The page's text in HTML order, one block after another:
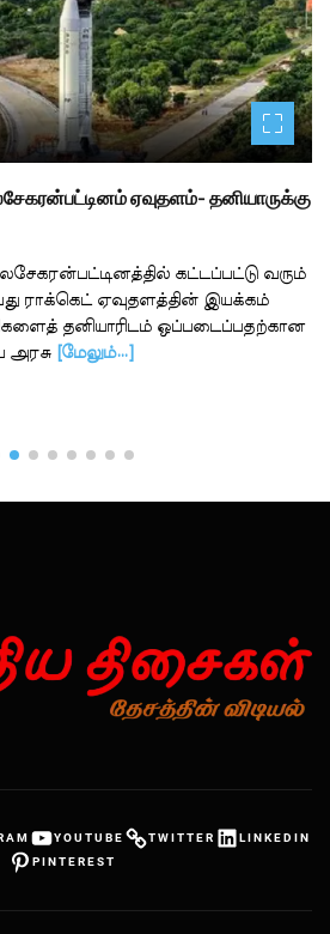
ஏவுதளம்- தனியாருக்கு
கட்டப்பட்டு வரும்
ராக்கெட் ஏவுதளத்தின் இயக்கம்
தனியாரிடம் ஒப்படைப்பதற்கான
அரசு [மேலும்…]
YOUTUBE TWITTER
LINKEDIN
PINTEREST